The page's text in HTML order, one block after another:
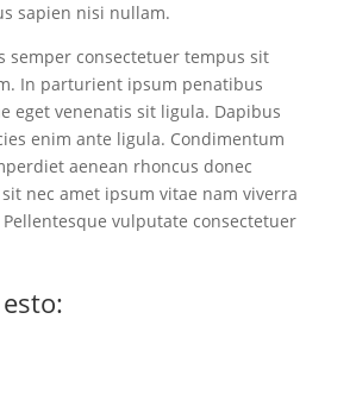
sapien nisi nullam.
semper consectetuer tempus sit
In parturient ipsum penatibus
eget venenatis sit ligula. Dapibus
enim ante ligula. Condimentum
aenean rhoncus donec
nec amet ipsum vitae nam viverra
vulputate consectetuer